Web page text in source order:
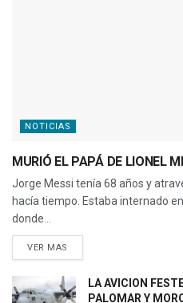
NOTICIAS
MURIÓ EL PAPÁ DE LIONEL
Jorge Messi tenía 68 años y
hacía tiempo. Estaba internado
donde...
VER MAS
LA AVICION
PALOMAR Y